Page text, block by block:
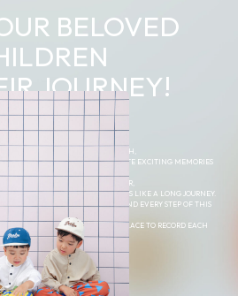
BELOVED
JOURNEY!
THROUGH A CHILD’S GROWTH,
AND CHILDREN CAN CREATE EXCITING MEMORIES
OF A MOTHER AND FATHER,
AND FATHER, A CHILD’S GROWTH IS LIKE A LONG JOURNEY.
AS A PLACE TO RECORD EACH AND EVERY STEP OF THIS
LOVED BY MANY FAMILIES AS A PLACE TO RECORD EACH
OF THE JOURNEY OF LIFE.